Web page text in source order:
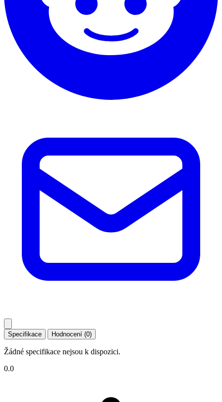
Specifikace Hodnocení (0)
Žádné specifikace nejsou k dispozici.
0.0